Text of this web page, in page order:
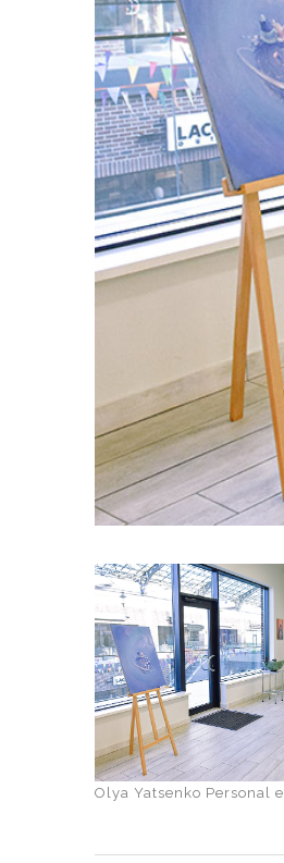
Olya Yatsenko Personal